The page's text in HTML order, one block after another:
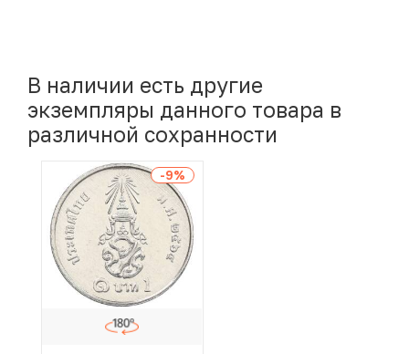
В наличии есть другие
экземпляры данного товара в
различной сохранности
-9%